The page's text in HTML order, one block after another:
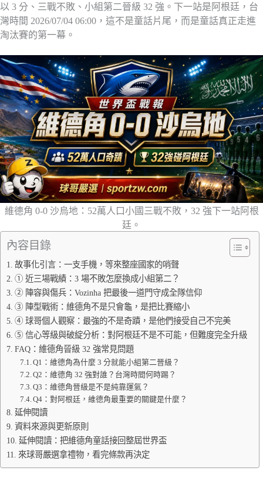
以 3 分、三戰不敗、小組第二晉級 32 強。下一站是阿根廷，台
灣時間 2026/07/04 06:00，這不是童話片尾，而是童話真正走進
淘汰賽的第一幕。
維德角 0-0 沙烏地：52萬人口小國三戰不敗，32 強下一站阿根
廷。
內容目錄
故事化引言：一支手機，等來整座國家的哨聲
① 近三場戰績：3 場不敗怎麼換成小組第二？
② 陣容與傷兵：Vozinha 把最後一道門守成全隊信仰
③ 陣型戰術：維德角不是只會龜，是把比賽縮小
④ 球哥個人觀察：最強的不是奇蹟，是他們接受自己不完美
⑤ 信心等級與破綻分析：對阿根廷不是不可能，但難度完全升級
FAQ：維德角晉級 32 強常見問題
Q1：維德角為什麼 3 分就能小組第二晉級？
Q2：維德角 32 強對誰？台灣時間何時踢？
Q3：維德角晉級是不是純靠運氣？
Q4：對阿根廷，維德角最重要的關鍵是什麼？
延伸閱讀
資料來源與更新原則
延伸閱讀：把維德角童話接回整屆世界盃
來球哥嚴選拿禮物，看完條款再決定